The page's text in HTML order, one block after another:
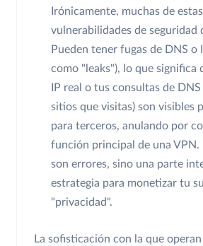
Irónicamente, muchas de
vulnerabilidades de seguridad
Pueden tener fugas de DNS o
como "leaks"), lo que significa
IP real o tus consultas de
sitios que visitas) son visibles
para terceros, anulando por
función principal de una VPN.
son errores, sino una parte
estrategia para monetizar tu
"privacidad".
La sofisticación con la que operan